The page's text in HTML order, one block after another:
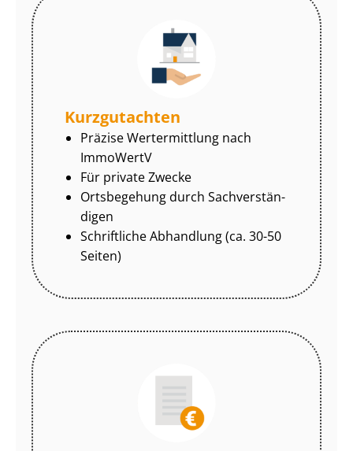
Kurzgutachten
Präzise Wertermittlung nach
ImmoWertV
Für private Zwecke
Ortsbegehung durch Sach­ver­stän­
di­gen
Schriftliche Abhandlung (ca. 30-50
Seiten)